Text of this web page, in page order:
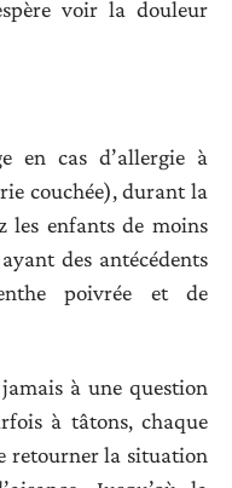
voir la douleur
en cas d’allergie à
couchée), durant la
les enfants de moins
des antécédents
poivrée et de
à une question
à tâtons, chaque
retourner la situation